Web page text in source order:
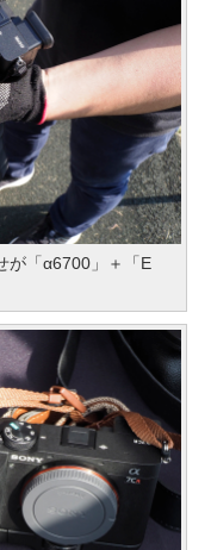
が「α6700」＋「E